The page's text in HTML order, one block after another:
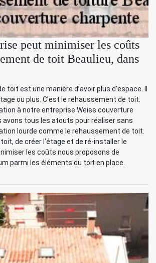
peut minimiser les coûts
de toit Beaulieu, dans
toit est une manière d’avoir plus d’espace. Il
ou plus. C’est le rehaussement de toit.
à notre entreprise Weiss couverture
avons tous les atouts pour réaliser sans
lourde comme le rehaussement de toit.
toit, de créer l’étage et de ré-installer le
les coûts nous proposons de
parmi les éléments du toit en place.